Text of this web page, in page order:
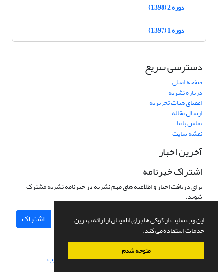
این وب سایت از کوکی ها برای اطمینان از ارائه بهترین
خدمات استفاده می کند.
متوجه شدم
دوره 2 (1398)
دوره 1 (1397)
دسترسی سریع
صفحه اصلی
درباره نشریه
اعضای هیات تحریریه
ارسال مقاله
تماس با ما
نقشه سایت
آخرین اخبار
اشتراک خبرنامه
برای دریافت اخبار و اطلاعیه های مهم نشریه در خبرنامه نشریه مشترک
شوید.
اشتراک
سامانه مدیریت نشریات علمی.طراحی و پیاده سازی از سیناوب